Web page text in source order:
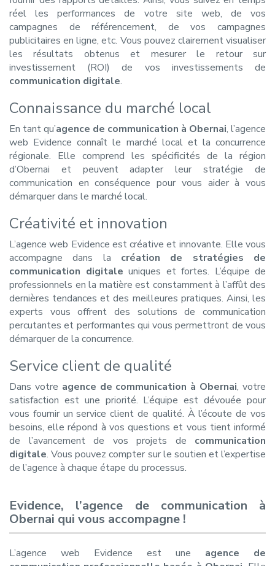
réel les performances de votre site web, de vos
campagnes de référencement, de vos campagnes
publicitaires en ligne, etc. Vous pouvez clairement visualiser
les résultats obtenus et mesurer le retour sur
investissement (ROI) de vos investissements de
communication digitale.
Connaissance du marché local
En tant qu’agence de communication à Obernai, l’agence
web Evidence connaît le marché local et la concurrence
régionale. Elle comprend les spécificités de la région
d’Obernai et peuvent adapter leur stratégie de
communication en conséquence pour vous aider à vous
démarquer dans le marché local.
Créativité et innovation
L’agence web Evidence est créative et innovante. Elle vous
accompagne dans la création de stratégies de
communication digitale uniques et fortes. L’équipe de
professionnels en la matière est constamment à l’affût des
dernières tendances et des meilleures pratiques. Ainsi, les
experts vous offrent des solutions de communication
percutantes et performantes qui vous permettront de vous
démarquer de la concurrence.
Service client de qualité
Dans votre agence de communication à Obernai, votre
satisfaction est une priorité. L’équipe est dévouée pour
vous fournir un service client de qualité. À l’écoute de vos
besoins, elle répond à vos questions et vous tient informé
de l’avancement de vos projets de communication
digitale. Vous pouvez compter sur le soutien et l’expertise
de l’agence à chaque étape du processus.
Evidence, l’agence de communication à
Obernai qui vous accompagne !
L’agence web Evidence est une agence de